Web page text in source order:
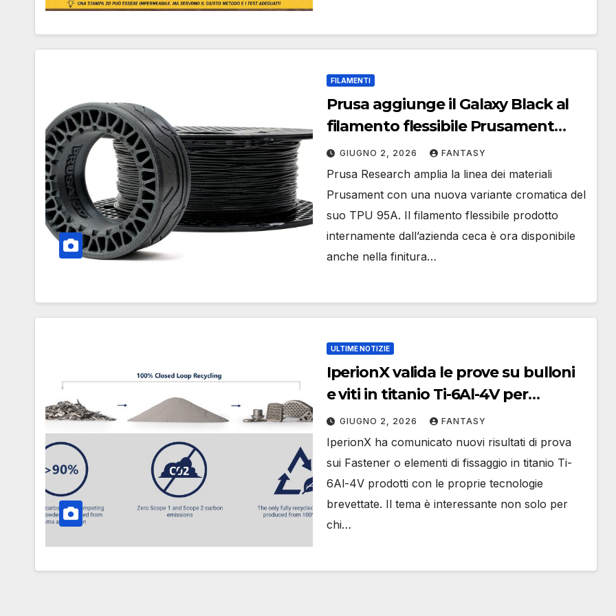
FILAMENTI
Prusa aggiunge il Galaxy Black al
filamento flessibile Prusament
TPU 95A
GIUGNO 2, 2026 FANTASY
Prusa Research amplia la linea dei materiali
Prusament con una nuova variante cromatica del
suo TPU 95A. Il filamento flessibile prodotto
internamente dall’azienda ceca è ora disponibile
anche nella finitura…
ULTIME NOTIZIE
IperionX valida le prove su bulloni
e viti in titanio Ti-6Al-4V per
componenti ad alta resistenza
GIUGNO 2, 2026 FANTASY
IperionX ha comunicato nuovi risultati di prova
sui Fastener o elementi di fissaggio in titanio Ti-
6Al-4V prodotti con le proprie tecnologie
brevettate. Il tema è interessante non solo per
chi…